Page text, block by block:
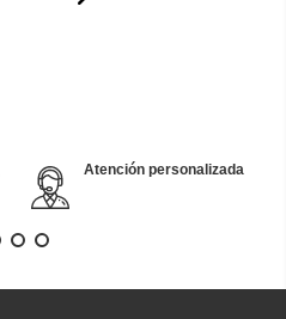
Atención personalizada